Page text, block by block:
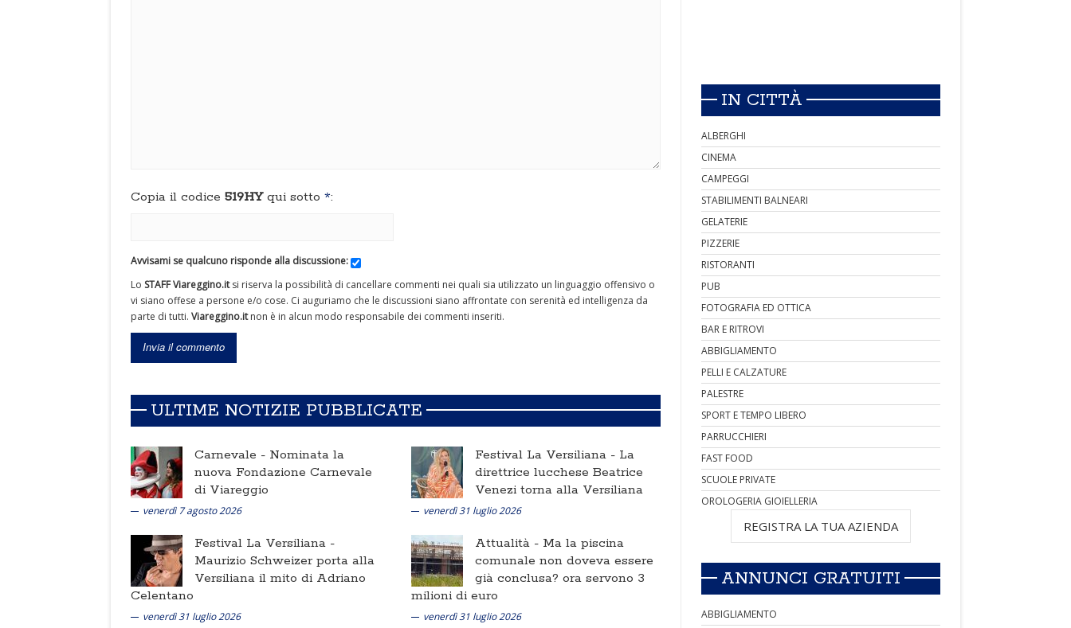
Copia il codice 519HYqui sotto *:
Avvisami se qualcuno risponde alla discussione:
Lo STAFF Viareggino.itsi riserva la possibilità di cancellare commenti nei quali sia utilizzato un linguaggio offensivo o
vi siano offese a persone e/o cose. Ci auguriamo che le discussioni siano affrontate con serenità ed intelligenza da
parte di tutti. Viareggino.itnon è in alcun modo responsabile dei commenti inseriti.
ULTIME NOTIZIE PUBBLICATE
Carnevale - Nominata la
nuova Fondazione Carnevale
di Viareggio
venerdì 7 agosto 2026
Festival La Versiliana - La
direttrice lucchese Beatrice
Venezi torna alla Versiliana
venerdì 31 luglio 2026
Festival La Versiliana -
Maurizio Schweizer porta alla
Versiliana il mito di Adriano
Celentano
venerdì 31 luglio 2026
Attualità - Ma la piscina
comunale non doveva essere
già conclusa? ora servono 3
milioni di euro
venerdì 31 luglio 2026
IN CITTÀ
ALBERGHI
CINEMA
CAMPEGGI
STABILIMENTI BALNEARI
GELATERIE
PIZZERIE
RISTORANTI
PUB
FOTOGRAFIA ED OTTICA
BAR E RITROVI
ABBIGLIAMENTO
PELLI E CALZATURE
PALESTRE
SPORT E TEMPO LIBERO
PARRUCCHIERI
FAST FOOD
SCUOLE PRIVATE
OROLOGERIA GIOIELLERIA
REGISTRA LA TUA AZIENDA
ANNUNCI GRATUITI
ABBIGLIAMENTO